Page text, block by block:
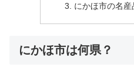
にかほ市の名産
にかほ市は何県？